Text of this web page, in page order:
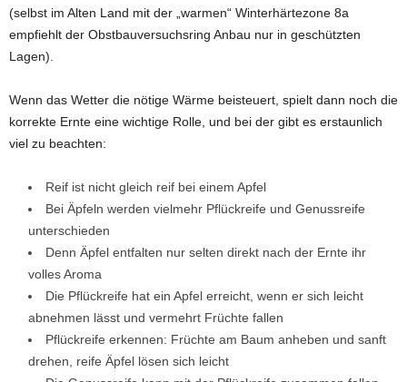
(selbst im Alten Land mit der „warmen“ Winterhärtezone 8a
empfiehlt der Obstbauversuchsring Anbau nur in geschützten
Lagen).
Wenn das Wetter die nötige Wärme beisteuert, spielt dann noch die
korrekte Ernte eine wichtige Rolle, und bei der gibt es erstaunlich
viel zu beachten:
Reif ist nicht gleich reif bei einem Apfel
Bei Äpfeln werden vielmehr Pflückreife und Genussreife
unterschieden
Denn Äpfel entfalten nur selten direkt nach der Ernte ihr
volles Aroma
Die Pflückreife hat ein Apfel erreicht, wenn er sich leicht
abnehmen lässt und vermehrt Früchte fallen
Pflückreife erkennen: Früchte am Baum anheben und sanft
drehen, reife Äpfel lösen sich leicht